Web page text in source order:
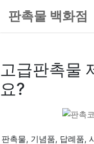
판촉물 백화점
고급판촉물
요?
판촉물, 기념품, 답례품,